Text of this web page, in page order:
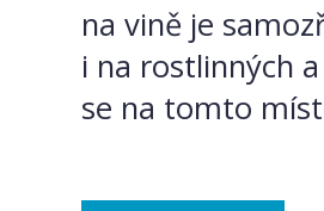
na vině je
i na rostlinných
se na tomto